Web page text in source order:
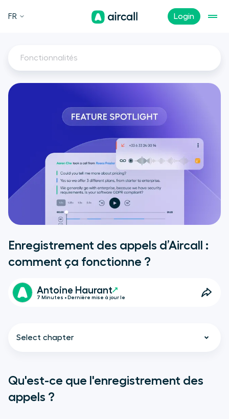
Login
FR
Fonctionnalités
Enregistrement des appels d’Aircall :
comment ça fonctionne ?
Antoine Haurant
7 Minutes • Dernière mise à jour le
Select chapter
Qu'est-ce que l'enregistrement
Qu'est-ce que l'enregistrement des
appels ?